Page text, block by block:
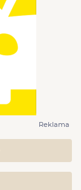
Reklama